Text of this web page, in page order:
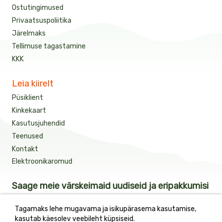
Ostutingimused
Privaatsuspoliitika
Järelmaks
Tellimuse tagastamine
KKK
Leia kiirelt
Püsiklient
Kinkekaart
Kasutusjuhendid
Teenused
Kontakt
Elektroonikaromud
Saage meie värskeimaid uudiseid ja eripakkumisi
Tagamaks lehe mugavama ja isikupärasema kasutamise,
kasutab käesolev veebileht küpsiseid.